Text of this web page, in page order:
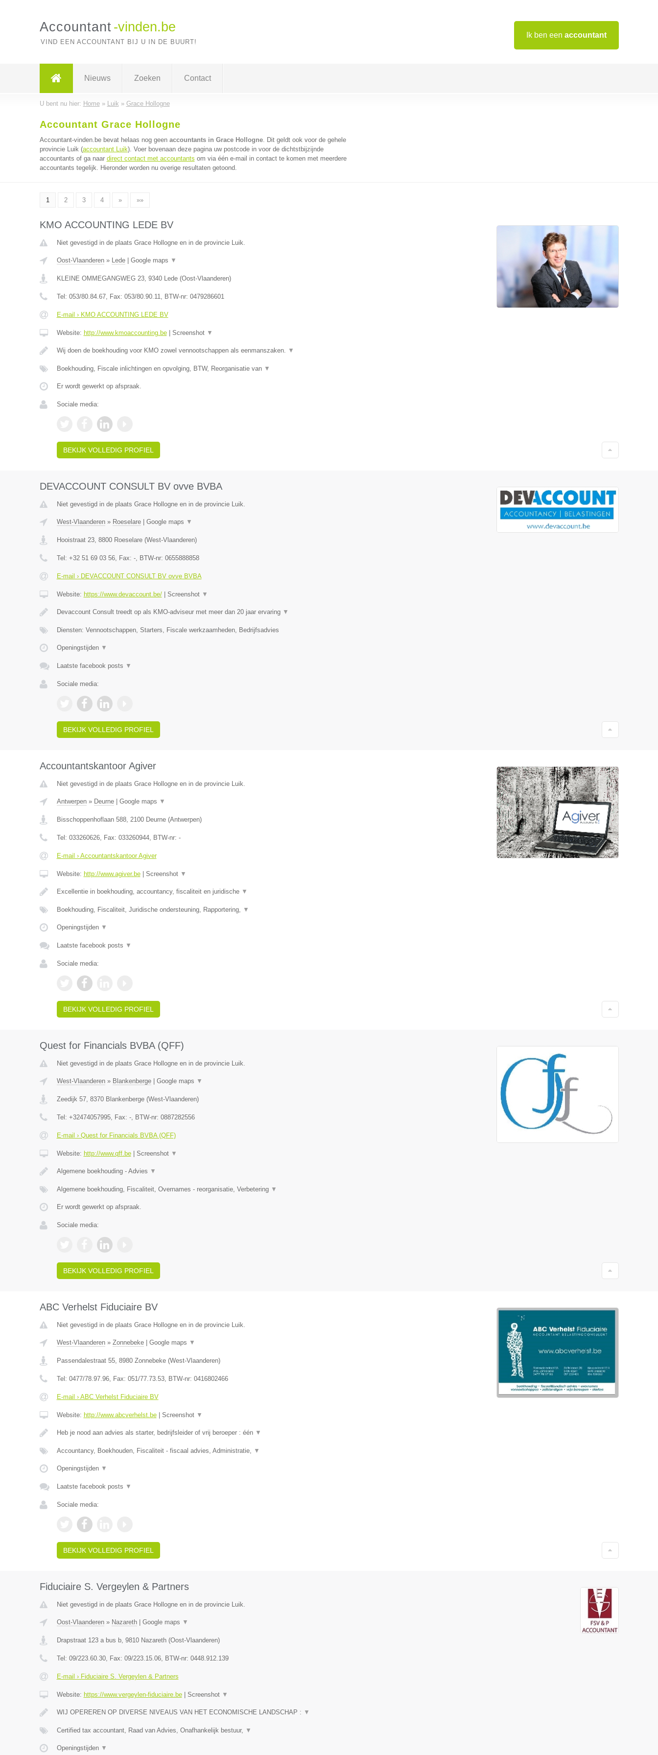
Ik ben een accountant
Accountant -vinden.be
VIND EEN ACCOUNTANT BIJ U IN DE BUURT!
Nieuws Zoeken Contact
U bent nu hier: Home» Luik » Grace Hollogne
Accountant Grace Hollogne
Accountant-vinden.be bevat helaas nog geen accountants in Grace Hollogne. Dit geldt ook voor de gehele
provincie Luik (accountant Luik). Voer bovenaan deze pagina uw postcode in voor de dichtstbijzijnde
accountants of ga naar direct contact met accountants om via één e-mail in contact te komen met meerdere
accountants tegelijk. Hieronder worden nu overige resultaten getoond.
1 2 3 4 » »»
KMO ACCOUNTING LEDE BV
Niet gevestigd in de plaats Grace Hollogne en in de provincie Luik.
Oost-Vlaanderen» Lede| Google maps ▼
KLEINE OMMEGANGWEG 23, 9340 Lede(Oost-Vlaanderen)
Tel: 053/80.84.67, Fax: 053/80.90.11, BTW-nr: 0479286601
E-mail › KMO ACCOUNTING LEDE BV
Website: http://www.kmoaccounting.be| Screenshot ▼
Wij doen de boekhouding voor KMO zowel vennootschappen als eenmanszaken. ▼
Boekhouding, Fiscale inlichtingen en opvolging, BTW, Reorganisatie van ▼
Er wordt gewerkt op afspraak.
Sociale media:
BEKIJK VOLLEDIG PROFIEL
DEVACCOUNT CONSULT BV ovve BVBA
Niet gevestigd in de plaats Grace Hollogne en in de provincie Luik.
West-Vlaanderen» Roeselare| Google maps ▼
Hooistraat 23, 8800 Roeselare(West-Vlaanderen)
Tel: +32 51 69 03 56, Fax: -, BTW-nr: 0655888858
E-mail › DEVACCOUNT CONSULT BV ovve BVBA
Website: https://www.devaccount.be/| Screenshot ▼
Devaccount Consult treedt op als KMO-adviseur met meer dan 20 jaar ervaring ▼
Diensten: Vennootschappen, Starters, Fiscale werkzaamheden, Bedrijfsadvies
Openingstijden ▼
Laatste facebook posts ▼
Sociale media:
BEKIJK VOLLEDIG PROFIEL
Accountantskantoor Agiver
Niet gevestigd in de plaats Grace Hollogne en in de provincie Luik.
Antwerpen» Deurne| Google maps ▼
Bisschoppenhoflaan 588, 2100 Deurne(Antwerpen)
Tel: 033260626, Fax: 033260944, BTW-nr: -
E-mail › Accountantskantoor Agiver
Website: http://www.agiver.be| Screenshot ▼
Excellentie in boekhouding, accountancy, fiscaliteit en juridische ▼
Boekhouding, Fiscaliteit, Juridische ondersteuning, Rapportering, ▼
Openingstijden ▼
Laatste facebook posts ▼
Sociale media:
BEKIJK VOLLEDIG PROFIEL
Quest for Financials BVBA (QFF)
Niet gevestigd in de plaats Grace Hollogne en in de provincie Luik.
West-Vlaanderen» Blankenberge| Google maps ▼
Zeedijk 57, 8370 Blankenberge(West-Vlaanderen)
Tel: +32474057995, Fax: -, BTW-nr: 0887282556
E-mail › Quest for Financials BVBA (QFF)
Website: http://www.qff.be| Screenshot ▼
Algemene boekhouding - Advies ▼
Algemene boekhouding, Fiscaliteit, Overnames - reorganisatie, Verbetering ▼
Er wordt gewerkt op afspraak.
Sociale media:
BEKIJK VOLLEDIG PROFIEL
ABC Verhelst Fiduciaire BV
Niet gevestigd in de plaats Grace Hollogne en in de provincie Luik.
West-Vlaanderen» Zonnebeke| Google maps ▼
Passendalestraat 55, 8980 Zonnebeke(West-Vlaanderen)
Tel: 0477/78.97.96, Fax: 051/77.73.53, BTW-nr: 0416802466
E-mail › ABC Verhelst Fiduciaire BV
Website: http://www.abcverhelst.be| Screenshot ▼
Heb je nood aan advies als starter, bedrijfsleider of vrij beroeper : één ▼
Accountancy, Boekhouden, Fiscaliteit - fiscaal advies, Administratie, ▼
Openingstijden ▼
Laatste facebook posts ▼
Sociale media:
BEKIJK VOLLEDIG PROFIEL
Fiduciaire S. Vergeylen & Partners
Niet gevestigd in de plaats Grace Hollogne en in de provincie Luik.
Oost-Vlaanderen» Nazareth| Google maps ▼
Drapstraat 123 a bus b, 9810 Nazareth(Oost-Vlaanderen)
Tel: 09/223.60.30, Fax: 09/223.15.06, BTW-nr: 0448.912.139
E-mail › Fiduciaire S. Vergeylen & Partners
Website: https://www.vergeylen-fiduciaire.be| Screenshot ▼
WIJ OPEREREN OP DIVERSE NIVEAUS VAN HET ECONOMISCHE LANDSCHAP : ▼
Certified tax accountant, Raad van Advies, Onafhankelijk bestuur, ▼
Openingstijden ▼